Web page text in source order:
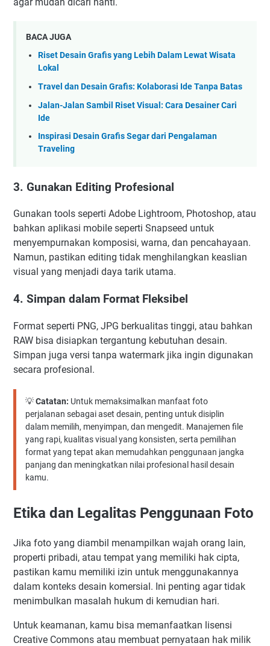
BACA JUGA
Riset Desain Grafis yang Lebih Dalam Lewat Wisata
Lokal
Travel dan Desain Grafis: Kolaborasi Ide Tanpa Batas
Jalan-Jalan Sambil Riset Visual: Cara Desainer Cari
Ide
Inspirasi Desain Grafis Segar dari Pengalaman
Traveling
3. Gunakan Editing Profesional
Gunakan tools seperti Adobe Lightroom, Photoshop, atau
bahkan aplikasi mobile seperti Snapseed untuk
menyempurnakan komposisi, warna, dan pencahayaan.
Namun, pastikan editing tidak menghilangkan keaslian
visual yang menjadi daya tarik utama.
4. Simpan dalam Format Fleksibel
Format seperti PNG, JPG berkualitas tinggi, atau bahkan
RAW bisa disiapkan tergantung kebutuhan desain.
Simpan juga versi tanpa watermark jika ingin digunakan
secara profesional.
💡Catatan: Untuk memaksimalkan manfaat foto
perjalanan sebagai aset desain, penting untuk disiplin
dalam memilih, menyimpan, dan mengedit. Manajemen file
yang rapi, kualitas visual yang konsisten, serta pemilihan
format yang tepat akan memudahkan penggunaan jangka
panjang dan meningkatkan nilai profesional hasil desain
kamu.
Etika dan Legalitas Penggunaan Foto
Jika foto yang diambil menampilkan wajah orang lain,
properti pribadi, atau tempat yang memiliki hak cipta,
pastikan kamu memiliki izin untuk menggunakannya
dalam konteks desain komersial. Ini penting agar tidak
menimbulkan masalah hukum di kemudian hari.
Untuk keamanan, kamu bisa memanfaatkan lisensi
Creative Commons atau membuat pernyataan hak milik